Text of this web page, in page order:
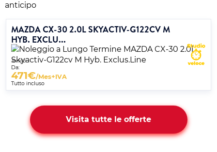
anticipo
MAZDA CX-30 2.0L SKYACTIV-G122CV M
HYB. EXCLU...
Ibrido
Da:
471€/Mes+IVA
Tutto incluso
Visita tutte le offerte